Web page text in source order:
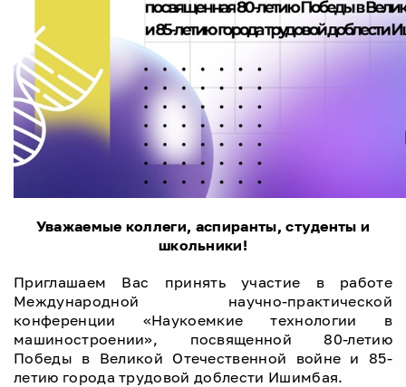
Уважаемые коллеги, аспиранты, студенты и
школьники!
Приглашаем Вас принять участие в работе
Международной научно-практической
конференции «Наукоемкие технологии в
машиностроении», посвященной 80-летию
Победы в Великой Отечественной войне и 85-
летию города трудовой доблести Ишимбая.